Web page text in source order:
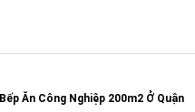
Ăn Công Nghiệp 200m2 Ở Quận